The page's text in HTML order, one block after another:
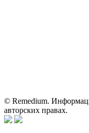
© Remedium.
авторских правах.